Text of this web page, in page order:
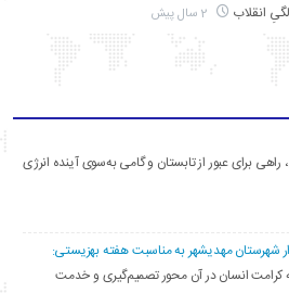
برای عبور از تابستان و گامی به‌سوی آینده انرژی
شهرستان مهدیشهر به مناسبت هفته بهزیستی:
کرامت انسان در آن محور تصمیم‌گیری و خدمت